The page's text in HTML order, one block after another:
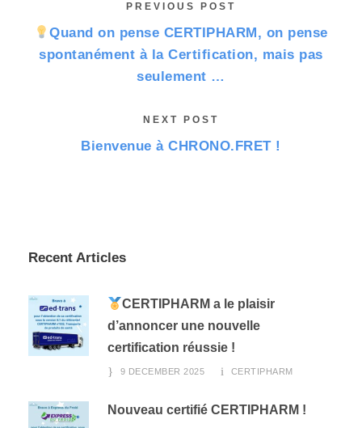
PREVIOUS POST
Quand on pense CERTIPHARM, on pense
spontanément à la Certification, mais pas
seulement …
NEXT POST
Bienvenue à CHRONO.FRET !
Recent Articles
CERTIPHARM a le plaisir
d’annoncer une nouvelle
certification réussie !
9 DECEMBER 2025 CERTIPHARM
Nouveau certifié CERTIPHARM !